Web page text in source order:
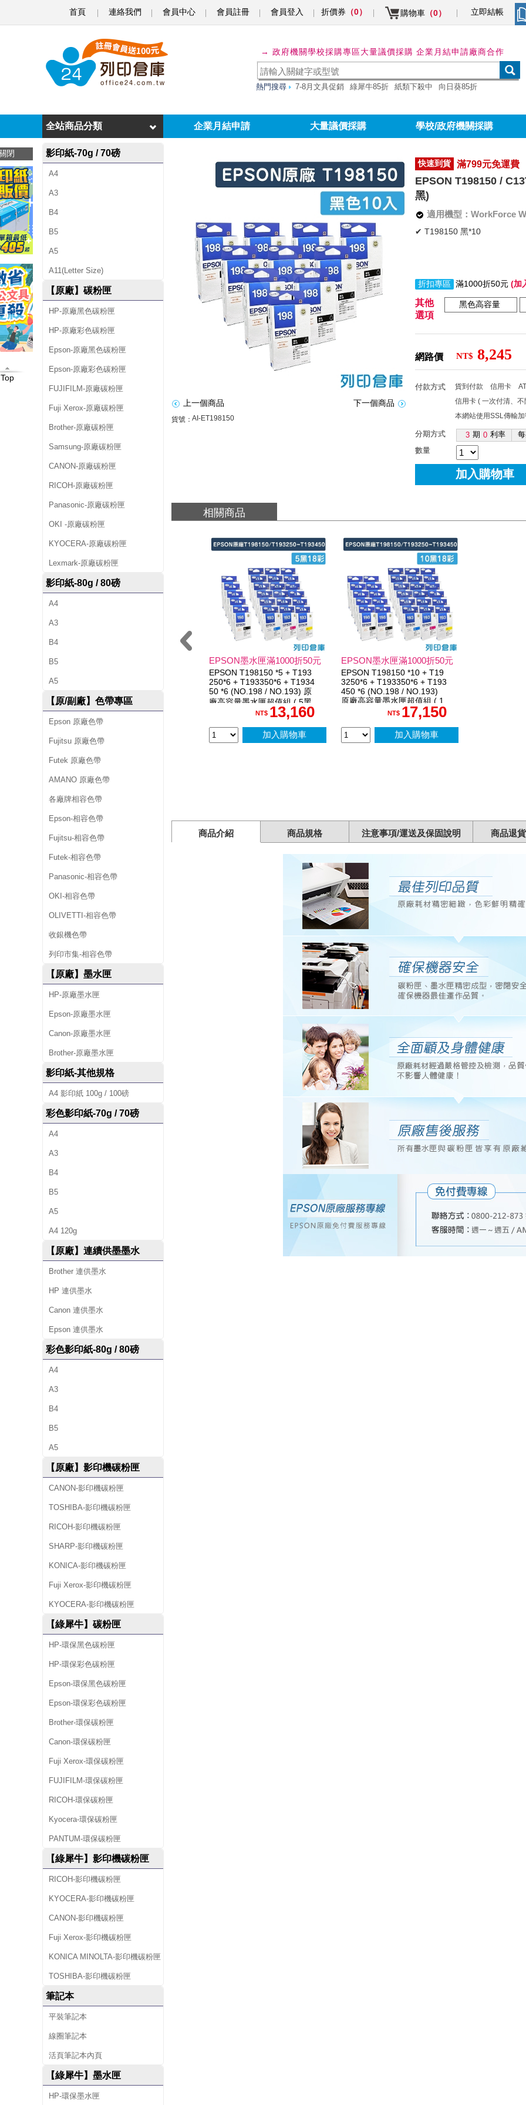
首頁 連絡我們 會員中心 會員註冊 會員登入 折價券 （0） 購物車 （0） 立即結帳
閉
Top
S
N
T
1
9
8
C
1
3
T
1
9
8
1
5
0
N
O
1
9
8
)
原
廠
黑
色
高
容
量
墨
水
匣
1
0
黑
→ 政府機關學校採購專區大量議價採購 企業月結申請廠商合作
熱門搜尋 7-8月文具促銷 綠犀牛85折 紙類下殺中 向日葵85折
企業月結申請 大量議價採購 學校/政府機關採購
全站商品分類
影印紙-70g / 70磅
A4
A3
B4
B5
A5
A11(Letter Size)
【原廠】碳粉匣
HP-原廠黑色碳粉匣
HP-原廠彩色碳粉匣
Epson-原廠黑色碳粉匣
Epson-原廠彩色碳粉匣
FUJIFILM-原廠碳粉匣
Fuji Xerox-原廠碳粉匣
Brother-原廠碳粉匣
Samsung-原廠碳粉匣
CANON-原廠碳粉匣
RICOH-原廠碳粉匣
Panasonic-原廠碳粉匣
OKI -原廠碳粉匣
KYOCERA-原廠碳粉匣
Lexmark-原廠碳粉匣
影印紙-80g / 80磅
A4
A3
B4
B5
A5
【原/副廠】色帶專區
Epson 原廠色帶
Fujitsu 原廠色帶
Futek 原廠色帶
AMANO 原廠色帶
各廠牌相容色帶
Epson-相容色帶
Fujitsu-相容色帶
Futek-相容色帶
Panasonic-相容色帶
OKI-相容色帶
OLIVETTI-相容色帶
收銀機色帶
列印市集-相容色帶
【原廠】墨水匣
HP-原廠墨水匣
Epson-原廠墨水匣
Canon-原廠墨水匣
Brother-原廠墨水匣
影印紙-其他規格
A4 影印紙 100g / 100磅
彩色影印紙-70g / 70磅
A4
A3
B4
B5
A5
A4 120g
【原廠】連續供墨墨水
Brother 連供墨水
HP 連供墨水
Canon 連供墨水
Epson 連供墨水
彩色影印紙-80g / 80磅
A4
A3
B4
B5
A5
【原廠】影印機碳粉匣
CANON-影印機碳粉匣
TOSHIBA-影印機碳粉匣
RICOH-影印機碳粉匣
SHARP-影印機碳粉匣
KONICA-影印機碳粉匣
Fuji Xerox-影印機碳粉匣
KYOCERA-影印機碳粉匣
【綠犀牛】碳粉匣
HP-環保黑色碳粉匣
HP-環保彩色碳粉匣
Epson-環保黑色碳粉匣
Epson-環保彩色碳粉匣
Brother-環保碳粉匣
Canon-環保碳粉匣
Fuji Xerox-環保碳粉匣
FUJIFILM-環保碳粉匣
RICOH-環保碳粉匣
Kyocera-環保碳粉匣
PANTUM-環保碳粉匣
【綠犀牛】影印機碳粉匣
RICOH-影印機碳粉匣
KYOCERA-影印機碳粉匣
CANON-影印機碳粉匣
Fuji Xerox-影印機碳粉匣
KONICA MINOLTA-影印機碳粉匣
TOSHIBA-影印機碳粉匣
筆記本
平裝筆記本
線圈筆記本
活頁筆記本內頁
【綠犀牛】墨水匣
HP-環保墨水匣
上一個商品 下一個商品
貨號：AI-ET198150
快速到貨 滿799元免運費
EPSON T198150 /
黑)
適用機型：WorkForce
✔ T198150 黑*10
折扣專區 滿1000折50元 (加
其他
選項
黑色高容量
網路價 NT$ 8,245
付款方式 貨到付款 信用卡
信用卡 ( 一次付清、不
本網站使用SSL傳輸
分期方式 3 期 0 利率
數量
加入購物車
相關商品
EPSON墨水匣滿1000折50元
EPSON T198150 *5 + T193
250*6 + T193350*6 + T1934
50 *6 (NO.198 / NO.193) 原
廠高容量墨水匣超值組 ( 5黑
NT$ 13,160
加入購物車
EPSON墨水匣滿1000折50元
EPSON T198150 *10 + T19
3250*6 + T193350*6 + T193
450 *6 (NO.198 / NO.193)
原廠高容量墨水匣超值組 ( 1
NT$ 17,150
加入購物車
商品介紹 商品規格 注意事項/運送及保固說明 商品退